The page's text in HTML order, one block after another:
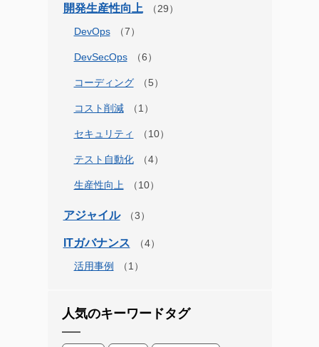
開発生産性向上
DevOps
DevSecOps
コーディング
コスト削減
セキュリティ
テスト自動化
生産性向上
アジャイル
ITガバナンス
活用事例
人気のキーワードタグ